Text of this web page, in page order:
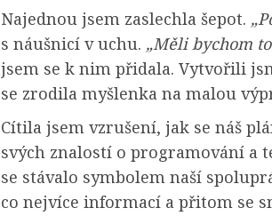
Najednou jsem zaslechla šepot.
s náušnicí v uchu. „Měli bychom
jsem se k nim přidala. Vytvořili
se zrodila myšlenka na malou
Cítila jsem vzrušení, jak se náš
svých znalostí o programování a
se stávalo symbolem naší
co nejvíce informací a přitom se